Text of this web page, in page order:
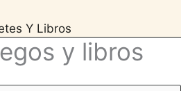
Y Libros
y libros